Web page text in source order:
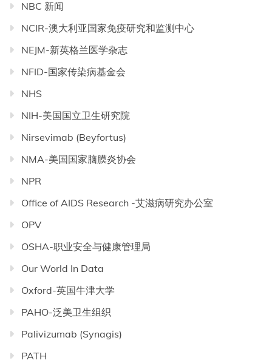
NBC 新闻
NCIR-澳大利亚国家免疫研究和监测中心
NEJM-新英格兰医学杂志
NFID-国家传染病基金会
NHS
NIH-美国国立卫生研究院
Nirsevimab (Beyfortus)
NMA-美国国家脑膜炎协会
NPR
Office of AIDS Research -艾滋病研究办公室
OPV
OSHA-职业安全与健康管理局
Our World In Data
Oxford-英国牛津大学
PAHO-泛美卫生组织
Palivizumab (Synagis)
PATH